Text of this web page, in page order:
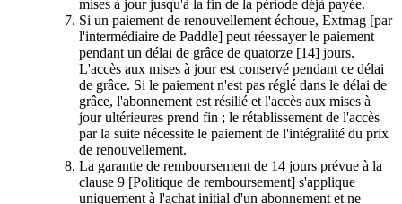
mises à jour jusqu'à la fin de la période déjà payée.
Si un paiement de renouvellement échoue, Extmag [par
l'intermédiaire de Paddle] peut réessayer le paiement
pendant un délai de grâce de quatorze [14] jours.
L'accès aux mises à jour est conservé pendant ce délai
de grâce. Si le paiement n'est pas réglé dans le délai de
grâce, l'abonnement est résilié et l'accès aux mises à
jour ultérieures prend fin ; le rétablissement de l'accès
par la suite nécessite le paiement de l'intégralité du prix
de renouvellement.
La garantie de remboursement de 14 jours prévue à la
clause 9 [Politique de remboursement] s'applique
uniquement à l'achat initial d'un abonnement et ne